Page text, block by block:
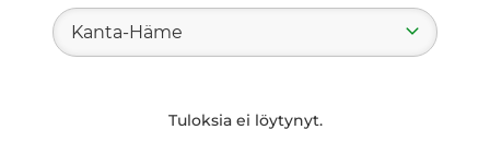
Kanta-Häme
Tuloksia ei löytynyt.